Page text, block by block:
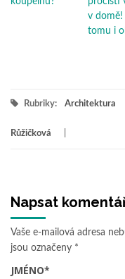
v domě!
tomu i
Rubriky: Architektura
Růžičková
Napsat
Vaše e-mailová adresa
jsou označeny *
JMÉNO*